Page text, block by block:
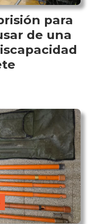
para
de una